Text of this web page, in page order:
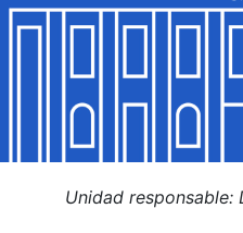
Mostrar/Ocultar
Mostrar/Ocultar
Mostrar/Ocultar
Unidad